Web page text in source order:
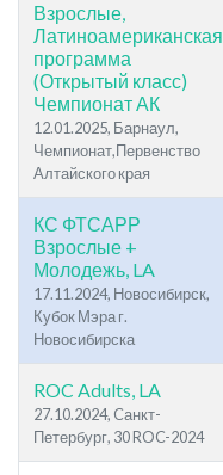
Взрослые,
Латиноамериканская
программа
(Открытый класс)
Чемпионат АК
12.01.2025, Барнаул,
Чемпионат,Первенство
Алтайского края
КС ФТСАРР
Взрослые +
Молодежь, LA
17.11.2024, Новосибирск,
Кубок Мэра г.
Новосибирска
ROC Adults, LA
27.10.2024, Cанкт-
Петербург, 30 ROC-2024